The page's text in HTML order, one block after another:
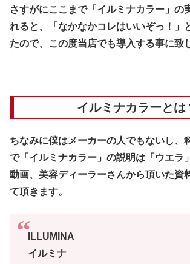
さすがにここまで「イルミナカラー」の
れると、「なかなかコレはいいぞっ！」
たので、この度当店でも導入する事に致
イルミナカラーとは
ちなみに僕はメーカーの人でもないし、
で「イルミナカラー」の説明は「ウエラ
動画、美容ディーラーさんから頂いた資
て頂きます。
ILLUMINA
イルミナ